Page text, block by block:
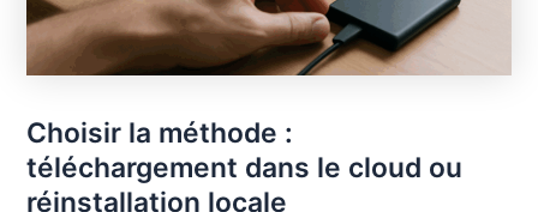
Choisir la méthode :
téléchargement dans le cloud ou
réinstallation locale